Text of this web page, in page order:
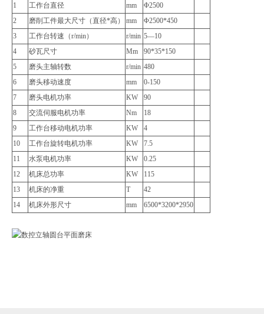
1
工作台直径 mm
Φ2500
2
磨削工件最大尺寸（直径*高） mm
Φ2500*450
3
工作台转速（r/min） r/min 5—10
4
砂瓦尺寸 Mm
90*35*150
5
磨头主轴转数 r/min 480
6
磨头移动速度 mm
0-150
7
磨头电机功率 KW
90
8
交流伺服电机功率 Nm
18
9
工作台移动电机功率 KW
4
10
工作台旋转电机功率 KW
7.5
11
水泵电机功率 KW
0.25
12
机床总功率 KW
115
13
机床的净重 T
42
14
机床外形尺寸 mm 6500*3200*2950